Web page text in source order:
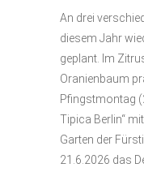
An drei
diesem Jahr
geplant. Im
Oranienbaum
Pfingstmontag
Tipica Berlin“
Garten der
21.6.2026 das